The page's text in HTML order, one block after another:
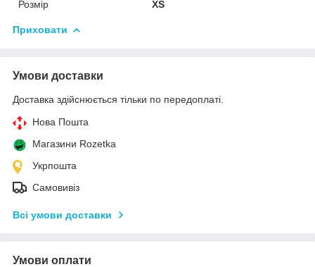
Розмір XS
Приховати
Умови доставки
Доставка здійснюється тільки по передоплаті.
Нова Пошта
Магазини Rozetka
Укрпошта
Самовивіз
Всі умови доставки
Умови оплати